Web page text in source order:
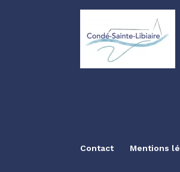
Contact Mentions